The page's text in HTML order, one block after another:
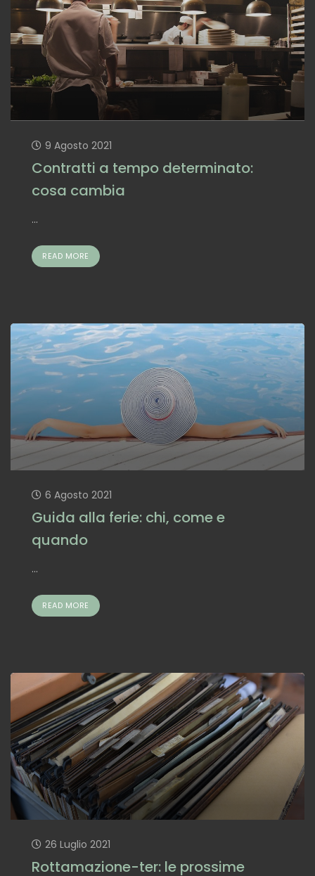
9 Agosto 2021
Contratti a tempo determinato:
cosa cambia
...
READ MORE
6 Agosto 2021
Guida alla ferie: chi, come e
quando
...
READ MORE
26 Luglio 2021
Rottamazione-ter: le prossime